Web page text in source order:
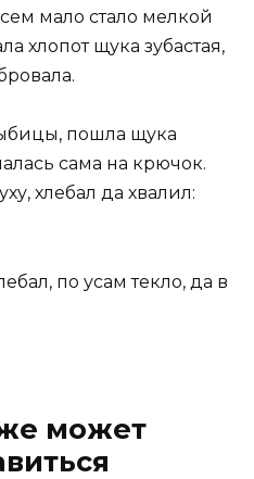
мало стало мелкой
хлопот щука зубастая,
пошла щука
сама на крючок.
хлебал да хвалил:
по усам текло, да в
может